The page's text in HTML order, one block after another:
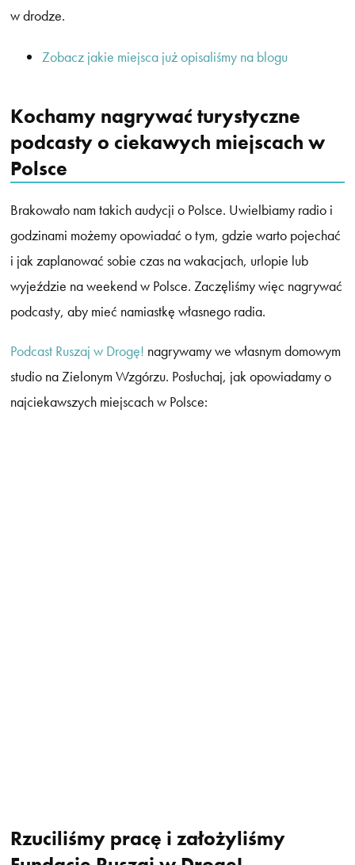
w drodze.
Zobacz jakie miejsca już opisaliśmy na blogu
Kochamy nagrywać turystyczne
podcasty o ciekawych miejscach w
Polsce
Brakowało nam takich audycji o Polsce. Uwielbiamy radio i
godzinami możemy opowiadać o tym, gdzie warto pojechać
i jak zaplanować sobie czas na wakacjach, urlopie lub
wyjeździe na weekend w Polsce. Zaczęliśmy więc nagrywać
podcasty, aby mieć namiastkę własnego radia.
Podcast Ruszaj w Drogę! nagrywamy we własnym domowym
studio na Zielonym Wzgórzu. Posłuchaj, jak opowiadamy o
najciekawszych miejscach w Polsce:
Rzuciliśmy pracę i założyliśmy